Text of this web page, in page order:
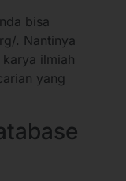
bisa
. Nantinya
ilmiah
yang